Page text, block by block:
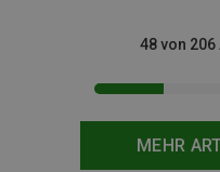
MEHR
48 von